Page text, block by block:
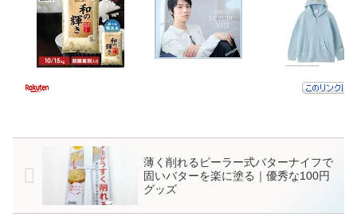
薄く削れるピーラー式バターナイフで
固いバターを楽に塗る｜優秀な100円
グッズ